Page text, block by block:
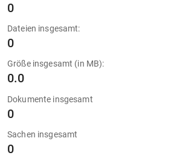
0
Dateien insgesamt:
0
Größe insgesamt (in MB):
0.0
Dokumente insgesamt
0
Sachen insgesamt
0